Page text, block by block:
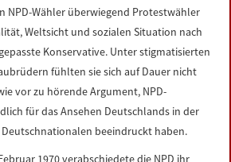
NPD-Wähler überwiegend Protestwähler
Weltsicht und sozialen Situation nach
Konservative. Unter stigmatisierten
fühlten sie sich auf Dauer nicht
vor zu hörende Argument, NPD-
für das Ansehen Deutschlands in der
beeindruckt haben.
1970 verabschiedete die NPD ihr